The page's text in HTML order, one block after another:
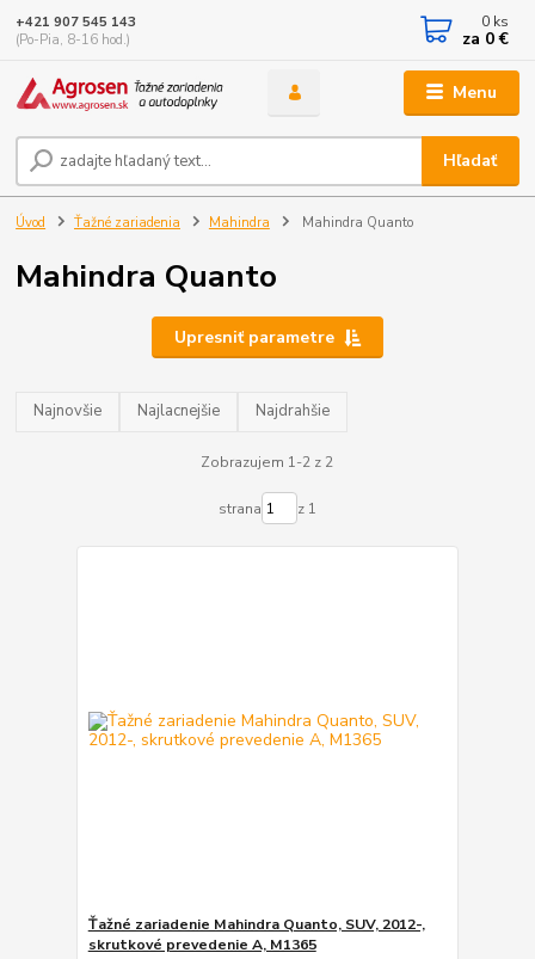
Menu
Hľadať
+421 907 545 143
(Po-Pia, 8-16 hod.)
0 ks
za 0 €
Úvod Ťažné zariadenia Mahindra Mahindra Quanto
Mahindra Quanto
Upresniť parametre
Najnovšie Najlacnejšie Najdrahšie
Zobrazujem 1-2 z 2
strana z 1
Ťažné zariadenie Mahindra Quanto, SUV, 2012-,
skrutkové prevedenie A, M1365